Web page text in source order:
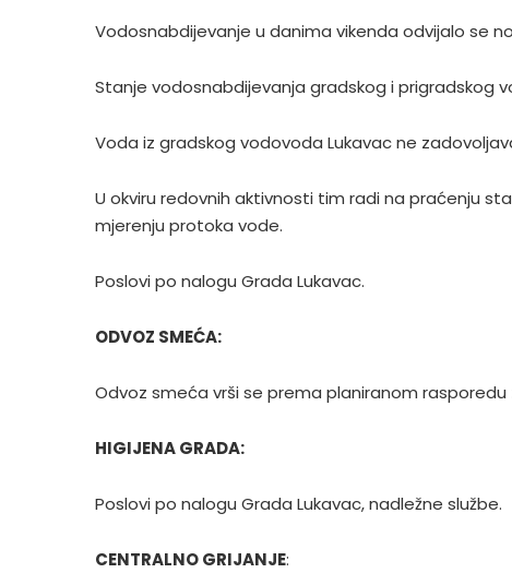
Vodosnabdijevanje u danima vikenda odvijalo se
Stanje vodosnabdijevanja gradskog i prigradskog
Voda iz gradskog vodovoda Lukavac ne
U okviru redovnih aktivnosti tim radi na praćenju
mjerenju protoka vode.
Poslovi po nalogu Grada Lukavac.
ODVOZ SMEĆA:
Odvoz smeća vrši se prema planiranom rasporedu
HIGIJENA GRADA:
Poslovi po nalogu Grada Lukavac, nadležne službe.
CENTRALNO GRIJANJE: